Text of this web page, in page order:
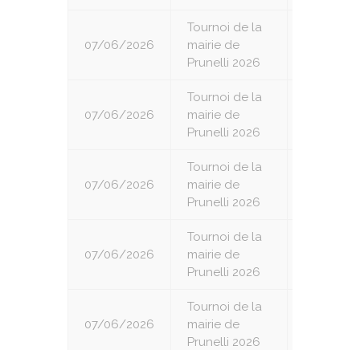
07/06/2026
Tournoi de la
mairie de
Prunelli 2026
07/06/2026
Tournoi de la
mairie de
Prunelli 2026
07/06/2026
Tournoi de la
mairie de
Prunelli 2026
07/06/2026
Tournoi de la
mairie de
Prunelli 2026
07/06/2026
Tournoi de la
mairie de
Prunelli 2026